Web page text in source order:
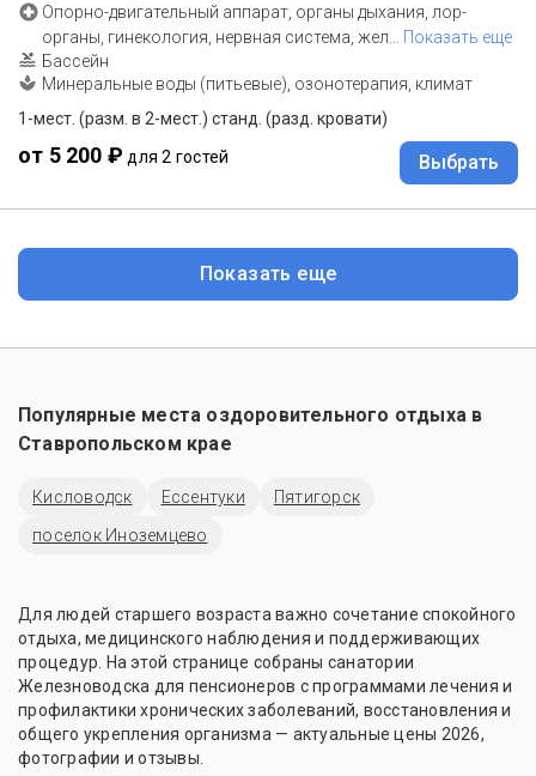
Опорно-двигательный аппарат, органы дыхания, лор-
органы, гинекология, нервная система, жел
Показать еще
Бассейн
Минеральные воды (питьевые), озонотерапия, климат
1-мест. (разм. в 2-мест.) станд. (разд. кровати)
от 5 200 ₽ для 2 гостей Выбрать
Показать еще
Популярные места оздоровительного отдыха в
Ставропольском крае
Кисловодск Ессентуки
Пятигорск
поселок Иноземцево
Для людей старшего возраста важно сочетание спокойного
отдыха, медицинского наблюдения и поддерживающих
процедур. На этой странице собраны санатории
Железноводска для пенсионеров с программами лечения и
профилактики хронических заболеваний, восстановления и
общего укрепления организма — актуальные цены 2026,
фотографии и отзывы.